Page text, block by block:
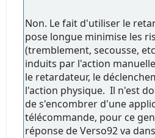
Non. Le fait d'utiliser le
pose longue minimise les
(tremblement, secousse,
induits par l'action
le retardateur, le
l'action physique. Il n'est
de s'encombrer d'une
télécommande, pour ce
réponse de Verso92 va